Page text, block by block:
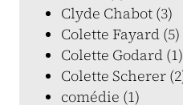
Clyde Chabot (3)
Colette Fayard (5)
Colette Godard (1)
Colette Scherer
comédie (1)